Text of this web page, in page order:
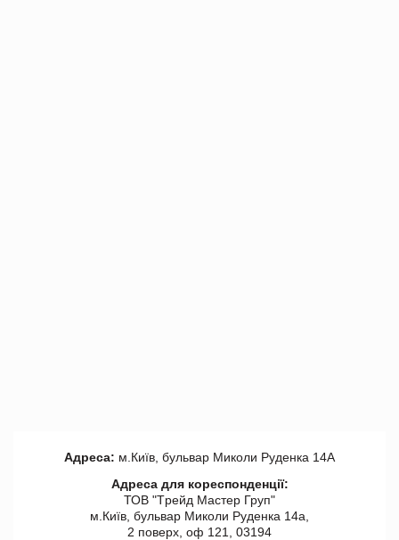
Адреса: м.Київ, бульвар Миколи Руденка 14А
Адреса для кореспонденції:
ТОВ "Tрейд Мастер Груп"
м.Київ, бульвар Миколи Руденка 14а,
2 поверх, оф 121, 03194